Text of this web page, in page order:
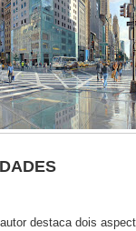
destaca dois